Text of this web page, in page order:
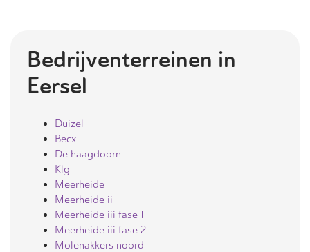
Bedrijventerreinen in
Eersel
Duizel
Becx
De haagdoorn
Klg
Meerheide
Meerheide ii
Meerheide iii fase 1
Meerheide iii fase 2
Molenakkers noord